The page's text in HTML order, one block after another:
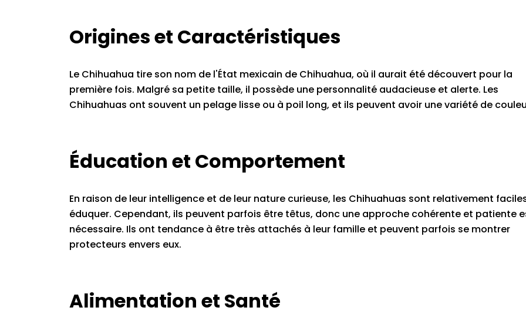
Origines et Caractéristiques
Le Chihuahua tire son nom de l'État mexicain de Chihuahua, où il aurait été découvert pour la
première fois. Malgré sa petite taille, il possède une personnalité audacieuse et alerte. Les
Chihuahuas ont souvent un pelage lisse ou à poil long, et ils peuvent avoir une variété de
Éducation et Comportement
En raison de leur intelligence et de leur nature curieuse, les Chihuahuas sont relativement
éduquer. Cependant, ils peuvent parfois être têtus, donc une approche cohérente et patiente
nécessaire. Ils ont tendance à être très attachés à leur famille et peuvent parfois se montrer
protecteurs envers eux.
Alimentation et Santé